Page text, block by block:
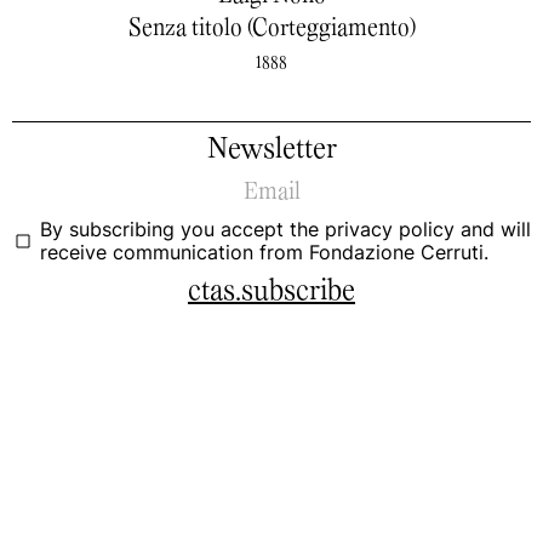
Senza titolo (Corteggiamento)
1888
Newsletter
By subscribing you accept the privacy policy and will
receive communication from Fondazione Cerruti.
ctas.subscribe